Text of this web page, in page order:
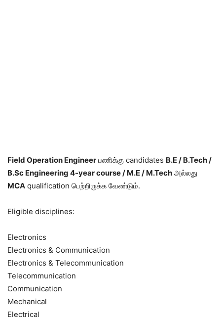
Field Operation Engineer பணிக்கு candidates B.E / B.Tech /
B.Sc Engineering 4-year course / M.E / M.Tech அல்லது
MCA qualification பெற்றிருக்க வேண்டும்.
Eligible disciplines:
Electronics
Electronics & Communication
Electronics & Telecommunication
Telecommunication
Communication
Mechanical
Electrical